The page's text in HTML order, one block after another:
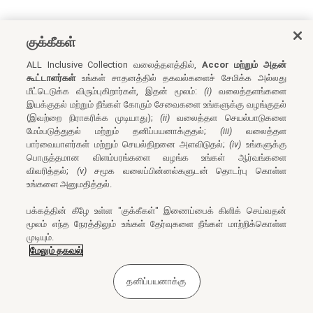
குக்கீகள்
ALL Inclusive Collection வலைத்தளத்தில், Accor மற்றும் அதன்
கூட்டாளர்கள்உங்கள் சாதனத்தில் தகவல்களைச் சேமிக்க அல்லது
மீட்டெடுக்க விரும்புகிறார்கள், இதன் மூலம்: (i)வலைத்தளங்களை
இயக்குதல் மற்றும் நீங்கள் கோரும் சேவைகளை உங்களுக்கு வழங்குதல்
(இவற்றை நிராகரிக்க முடியாது);(ii) வலைத்தள செயல்பாடுகளை
மேம்படுத்துதல் மற்றும் தனிப்பயனாக்குதல்; (iii)வலைத்தள
பார்வையாளர்கள் மற்றும் செயல்திறனை அளவிடுதல்;(iv) உங்களுக்கு
பொருத்தமான விளம்பரங்களை வழங்க உங்கள் ஆர்வங்களை
விவரித்தல்; (v)சமூக வலைப்பின்னல்களுடன் தொடர்பு கொள்ள
உங்களை அனுமதித்தல்.
பக்கத்தின் கீழே உள்ள "குக்கீகள்" இணைப்பைக் கிளிக் செய்வதன்
மூலம் எந்த நேரத்திலும் உங்கள் தேர்வுகளை நீங்கள் மாற்றிக்கொள்ள
முடியும்.
மேலும் தகவல்
தனிப்பயனாக்கு